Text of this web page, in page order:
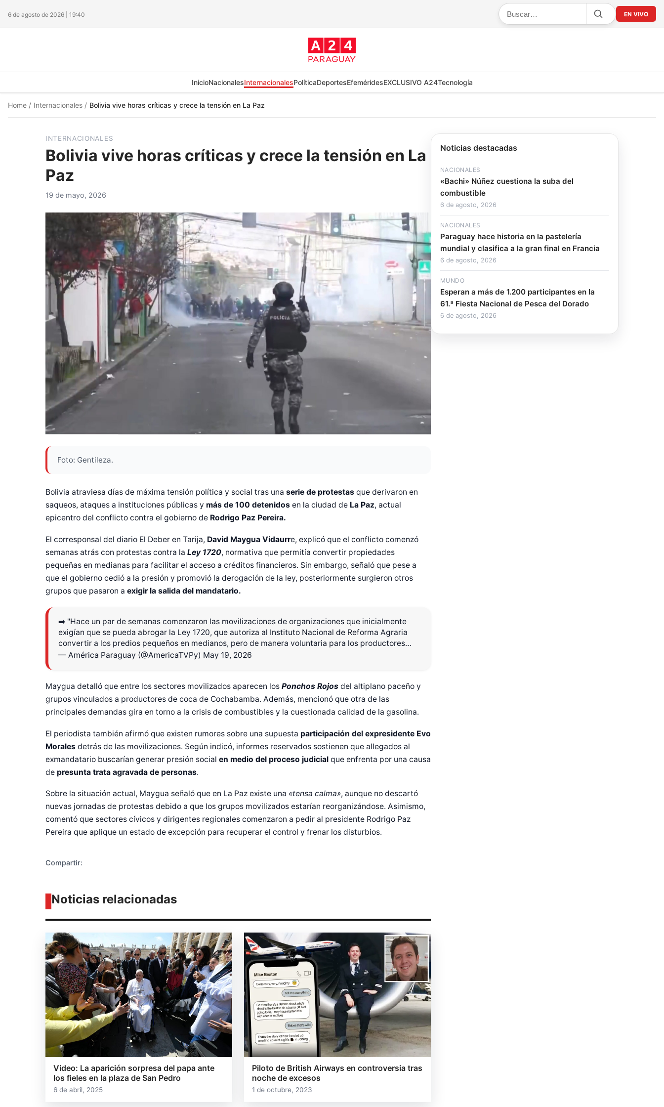
6 de agosto de 2026 | 19:40 EN VIVO
InicioNacionalesInternacionalesPolíticaDeportesEfeméridesEXCLUSIVO A24Tecnología
Home / Internacionales / Bolivia vive horas críticas y crece la tensión en La Paz
INTERNACIONALES
Bolivia vive horas críticas y crece la tensión en La
Paz
19 de mayo, 2026
Foto: Gentileza.
Bolivia atraviesa días de máxima tensión política y social tras una serie de protestas que derivaron en
saqueos, ataques a instituciones públicas y más de 100 detenidos en la ciudad de La Paz, actual
epicentro del conflicto contra el gobierno de Rodrigo Paz Pereira.
El corresponsal del diario El Deber en Tarija, David Maygua Vidaurre, explicó que el conflicto comenzó
semanas atrás con protestas contra la Ley 1720, normativa que permitía convertir propiedades
pequeñas en medianas para facilitar el acceso a créditos financieros. Sin embargo, señaló que pese a
que el gobierno cedió a la presión y promovió la derogación de la ley, posteriormente surgieron otros
grupos que pasaron a exigir la salida del mandatario.
➡️ "Hace un par de semanas comenzaron las movilizaciones de organizaciones que inicialmente
exigían que se pueda abrogar la Ley 1720, que autoriza al Instituto Nacional de Reforma Agraria
convertir a los predios pequeños en medianos, pero de manera voluntaria para los productores…
— América Paraguay (@AmericaTVPy) May 19, 2026
Maygua detalló que entre los sectores movilizados aparecen los Ponchos Rojos del altiplano paceño y
grupos vinculados a productores de coca de Cochabamba. Además, mencionó que otra de las
principales demandas gira en torno a la crisis de combustibles y la cuestionada calidad de la gasolina.
El periodista también afirmó que existen rumores sobre una supuesta participación del expresidente Evo
Morales detrás de las movilizaciones. Según indicó, informes reservados sostienen que allegados al
exmandatario buscarían generar presión social en medio del proceso judicial que enfrenta por una causa
de presunta trata agravada de personas.
Sobre la situación actual, Maygua señaló que en La Paz existe una «tensa calma», aunque no descartó
nuevas jornadas de protestas debido a que los grupos movilizados estarían reorganizándose. Asimismo,
comentó que sectores cívicos y dirigentes regionales comenzaron a pedir al presidente Rodrigo Paz
Pereira que aplique un estado de excepción para recuperar el control y frenar los disturbios.
Compartir:
Noticias relacionadas
Video: La aparición sorpresa del papa ante
los fieles en la plaza de San Pedro
6 de abril, 2025
Piloto de British Airways en controversia tras
noche de excesos
1 de octubre, 2023
Noticias destacadas
NACIONALES
«Bachi» Núñez cuestiona la suba del
combustible
6 de agosto, 2026
NACIONALES
Paraguay hace historia en la pastelería
mundial y clasifica a la gran final en Francia
6 de agosto, 2026
MUNDO
Esperan a más de 1.200 participantes en la
61.ª Fiesta Nacional de Pesca del Dorado
6 de agosto, 2026